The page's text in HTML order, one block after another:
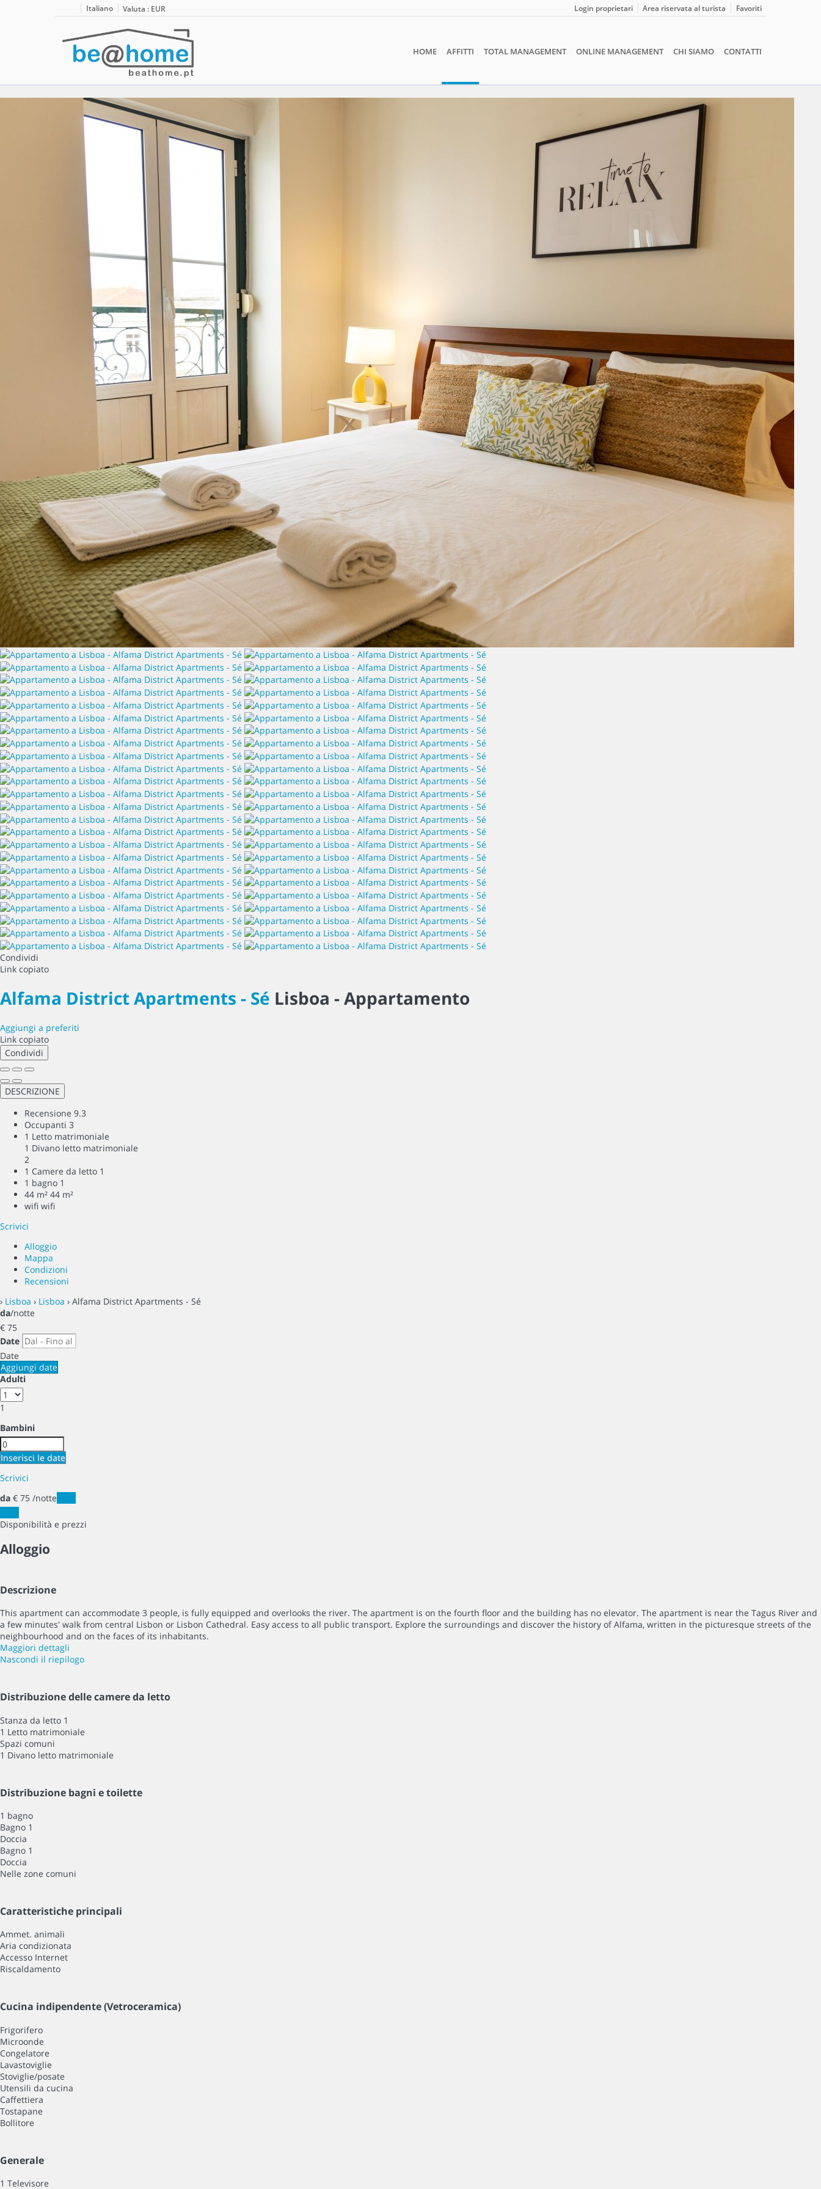
Italiano Valuta : EUR Favoriti
Area riservata al turista
Login proprietari
HOME AFFITTI TOTAL MANAGEMENT ONLINE MANAGEMENT CHI SIAMO CONTATTI
Condividi
Link copiato
Alfama District Apartments - Sé Lisboa -Appartamento
Aggiungi a preferiti
Link copiato
Condividi
DESCRIZIONE
Recensione 9.3
Occupanti 3
1 Letto matrimoniale
1 Divano letto matrimoniale
2
1 Camere da letto 1
1 bagno 1
44 m² 44 m²
wifi wifi
Scrivici
Alloggio
Mappa
Condizioni
Recensioni
› Lisboa › Lisboa › Alfama District Apartments - Sé
da/notte
€ 75
Date
Date
Aggiungi date
Adulti
1
Bambini
Inserisci le date
Scrivici
da € 75 /notte
Disponibilità e prezzi
Alloggio
Descrizione
This apartment can accommodate 3 people, is fully equipped and overlooks the river. The apartment is on the fourth floor and the building has no elevator. The apartment is near the Tagus River and
a few minutes' walk from central Lisbon or Lisbon Cathedral. Easy access to all public transport. Explore the surroundings and discover the history of Alfama, written in the picturesque streets of the
neighbourhood and on the faces of its inhabitants.
Maggiori dettagli
Nascondi il riepilogo
Distribuzione delle camere da letto
Stanza da letto 1
1 Letto matrimoniale
Spazi comuni
1 Divano letto matrimoniale
Distribuzione bagni e toilette
1 bagno
Bagno 1
Doccia
Bagno 1
Doccia
Nelle zone comuni
Caratteristiche principali
Ammet. animali
Aria condizionata
Accesso Internet
Riscaldamento
Cucina indipendente (Vetroceramica)
Frigorifero
Microonde
Congelatore
Lavastoviglie
Stoviglie/posate
Utensili da cucina
Caffettiera
Tostapane
Bollitore
Generale
1 Televisore